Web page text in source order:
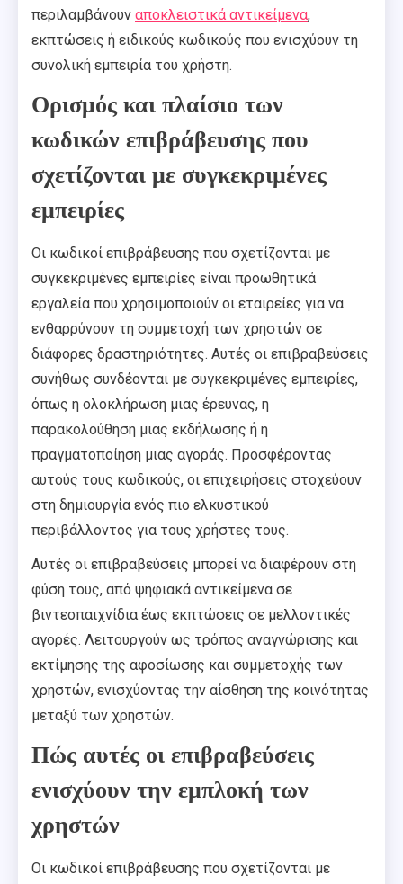
περιλαμβάνουν αποκλειστικά αντικείμενα,
εκπτώσεις ή ειδικούς κωδικούς που ενισχύουν τη
συνολική εμπειρία του χρήστη.
Ορισμός και πλαίσιο των
κωδικών επιβράβευσης που
σχετίζονται με συγκεκριμένες
εμπειρίες
Οι κωδικοί επιβράβευσης που σχετίζονται με
συγκεκριμένες εμπειρίες είναι προωθητικά
εργαλεία που χρησιμοποιούν οι εταιρείες για να
ενθαρρύνουν τη συμμετοχή των χρηστών σε
διάφορες δραστηριότητες. Αυτές οι επιβραβεύσεις
συνήθως συνδέονται με συγκεκριμένες εμπειρίες,
όπως η ολοκλήρωση μιας έρευνας, η
παρακολούθηση μιας εκδήλωσης ή η
πραγματοποίηση μιας αγοράς. Προσφέροντας
αυτούς τους κωδικούς, οι επιχειρήσεις στοχεύουν
στη δημιουργία ενός πιο ελκυστικού
περιβάλλοντος για τους χρήστες τους.
Αυτές οι επιβραβεύσεις μπορεί να διαφέρουν στη
φύση τους, από ψηφιακά αντικείμενα σε
βιντεοπαιχνίδια έως εκπτώσεις σε μελλοντικές
αγορές. Λειτουργούν ως τρόπος αναγνώρισης και
εκτίμησης της αφοσίωσης και συμμετοχής των
χρηστών, ενισχύοντας την αίσθηση της κοινότητας
μεταξύ των χρηστών.
Πώς αυτές οι επιβραβεύσεις
ενισχύουν την εμπλοκή των
χρηστών
Οι κωδικοί επιβράβευσης που σχετίζονται με